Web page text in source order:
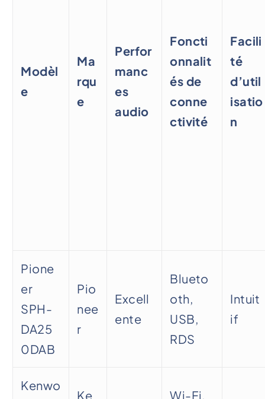
Modèl
e
Ma
rqu
e
Perfor
manc
es
audio
Foncti
onnalit
és de
conne
ctivité
Facili
té
d’util
isatio
n
Pione
er
SPH-
DA25
0DAB
Pio
nee
r
Excell
ente
Blueto
oth,
USB,
RDS
Intuit
if
Kenwo
Ke Wi-Fi,